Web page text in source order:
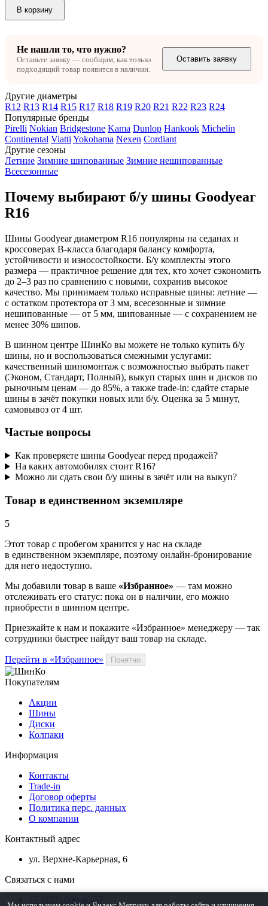
В корзину
Не нашли то, что нужно?
Оставьте заявку — сообщим, как только
подходящий товар появится в наличии.
Оставить заявку
Другие диаметры
R12 R13 R14 R15 R17 R18 R19 R20 R21 R22 R23 R24
Популярные бренды
Pirelli Nokian Bridgestone Kama Dunlop Hankook Michelin
Continental Viatti Yokohama Nexen Cordiant
Другие сезоны
Летние Зимние шипованные Зимние нешипованные
Всесезонные
Почему выбирают б/у шины Goodyear
R16
Шины Goodyear диаметром R16 популярны на седанах и
кроссоверах B-класса благодаря балансу комфорта,
устойчивости и износостойкости. Б/у комплекты этого
размера — практичное решение для тех, кто хочет сэкономить
до 2–3 раз по сравнению с новыми, сохранив высокое
качество. Мы принимаем только исправные шины: летние —
с остатком протектора от 3 мм, всесезонные и зимние
нешипованные — от 5 мм, шипованные — с сохранением не
менее 30% шипов.
В шинном центре ШинКо вы можете не только купить б/у
шины, но и воспользоваться смежными услугами:
качественный шиномонтаж с возможностью выбрать пакет
(Эконом, Стандарт, Полный), выкуп старых шин и дисков по
рыночным ценам — до 85%, а также trade-in: сдайте старые
шины в зачёт покупки новых или б/у. Оценка за 5 минут,
самовывоз от 4 шт.
Частые вопросы
Как проверяете шины Goodyear перед продажей?
На каких автомобилях стоит R16?
Можно ли сдать свои б/у шины в зачёт или на выкуп?
Товар в единственном экземпляре
5
Этот товар с пробегом хранится у нас на складе
в единственном экземпляре, поэтому онлайн-бронирование
для него недоступно.
Мы добавили товар в ваше «Избранное» — там можно
отслеживать его статус: пока он в наличии, его можно
приобрести в шинном центре.
Приезжайте к нам и покажите «Избранное» менеджеру — так
сотрудники быстрее найдут ваш товар на складе.
Перейти в «Избранное» Понятно
Покупателям
Акции
Шины
Диски
Колпаки
Информация
Контакты
Trade-in
Договор оферты
Политика перс. данных
О компании
Контактный адрес
ул. Верхне-Карьерная, 6
Связаться с нами